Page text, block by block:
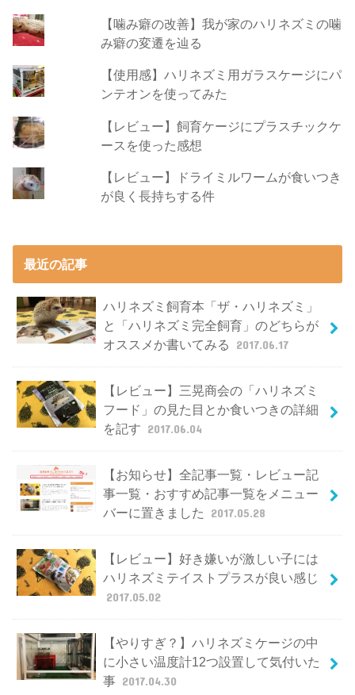
【噛み癖の改善】我が家のハリネズミの噛
み癖の変遷を辿る
【使用感】ハリネズミ用ガラスケージにパ
ンテオンを使ってみた
【レビュー】飼育ケージにプラスチックケ
ースを使った感想
【レビュー】ドライミルワームが食いつき
が良く長持ちする件
最近の記事
ハリネズミ飼育本「ザ・ハリネズミ」
と「ハリネズミ完全飼育」のどちらが
オススメか書いてみる
2017.06.17
【レビュー】三晃商会の「ハリネズミ
フード」の見た目とか食いつきの詳細
を記す 2017.06.04
【お知らせ】全記事一覧・レビュー記
事一覧・おすすめ記事一覧をメニュー
バーに置きました
2017.05.28
【レビュー】好き嫌いが激しい子には
ハリネズミテイストプラスが良い感じ
2017.05.02
【やりすぎ？】ハリネズミケージの中
に小さい温度計12つ設置して気付いた
事 2017.04.30